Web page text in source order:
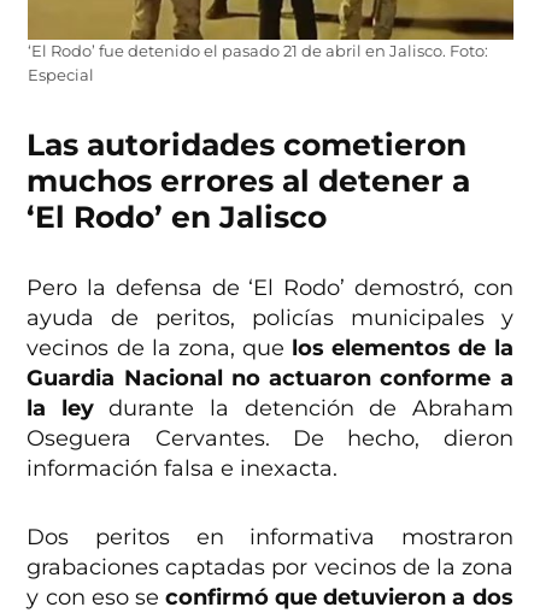
‘El Rodo’ fue detenido el pasado 21 de abril en Jalisco. Foto:
Especial
Las autoridades cometieron
muchos errores al detener a
‘El Rodo’ en Jalisco
Pero la defensa de ‘El Rodo’ demostró, con
ayuda de peritos, policías municipales y
vecinos de la zona, que los elementos de la
Guardia Nacional no actuaron conforme a
la leydurante la detención de Abraham
Oseguera Cervantes. De hecho, dieron
información falsa e inexacta.
Dos peritos en informativa mostraron
grabaciones captadas por vecinos de la zona
y con eso se confirmó que detuvieron a dos